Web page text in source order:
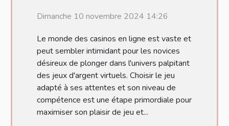
Dimanche 10 novembre 2024 14:26
Le monde des casinos en ligne est vaste et
peut sembler intimidant pour les novices
désireux de plonger dans l'univers palpitant
des jeux d'argent virtuels. Choisir le jeu
adapté à ses attentes et son niveau de
compétence est une étape primordiale pour
maximiser son plaisir de jeu et...